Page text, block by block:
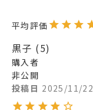
黒子 5
購入者
非公開
投稿日 2025/11/22